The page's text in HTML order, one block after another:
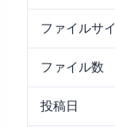
ファイルサ
ファイル数
投稿日